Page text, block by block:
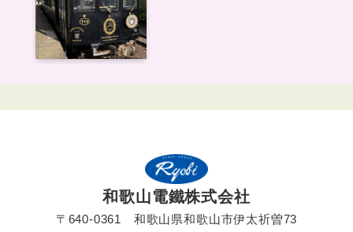
和歌山電鐵株式会社
〒640-0361 和歌山県和歌山市伊太祈曽73